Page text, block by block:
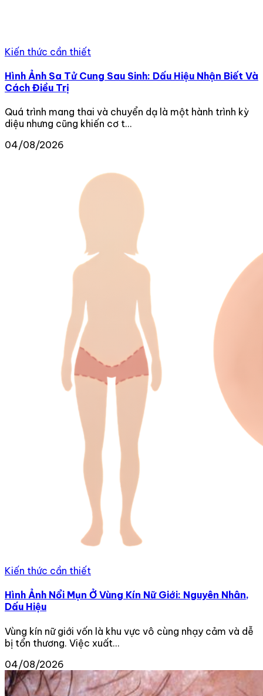
Kiến thức cần thiết
Hình Ảnh Sa Tử Cung Sau Sinh: Dấu Hiệu Nhận Biết Và
Cách Điều Trị
Quá trình mang thai và chuyển dạ là một hành trình kỳ
diệu nhưng cũng khiến cơ t...
04/08/2026
Kiến thức cần thiết
Hình Ảnh Nổi Mụn Ở Vùng Kín Nữ Giới: Nguyên Nhân,
Dấu Hiệu
Vùng kín nữ giới vốn là khu vực vô cùng nhạy cảm và dễ
bị tổn thương. Việc xuất...
04/08/2026